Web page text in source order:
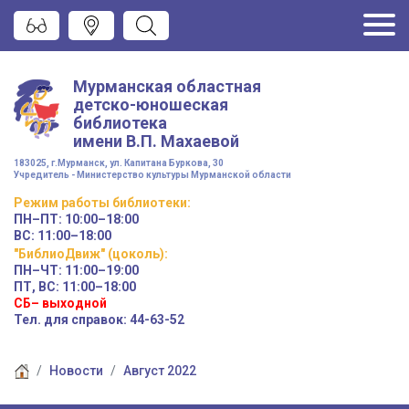
Мурманская областная
детско-юношеская
библиотека
имени В.П. Махаевой
183025, г.Мурманск, ул. Капитана Буркова, 30
Учредитель - Министерство культуры Мурманской области
Режим работы библиотеки:
ПН–ПТ: 10:00–18:00
ВС: 11:00–18:00
"БиблиоДвиж" (цоколь):
ПН–ЧТ: 11:00–19:00
ПТ, ВС: 11:00–18:00
СБ– выходной
Тел. для справок: 44-63-52
Новости Август 2022